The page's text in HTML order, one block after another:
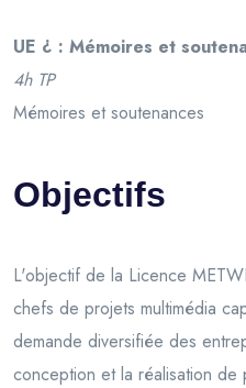
UE ¿ : Mémoires et
4h TP
Mémoires et soutenances
Objectifs
L'objectif de la Licence
chefs de projets multimédia
demande diversifiée des
conception et la réalisation de